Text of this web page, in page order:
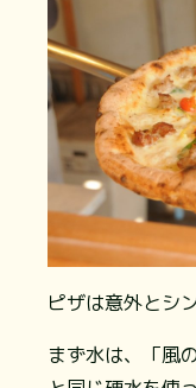
ピザは意外とシ
まず水は、「風